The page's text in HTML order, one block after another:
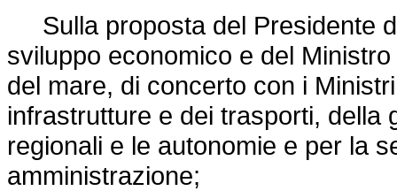
Sulla proposta del Presidente
sviluppo economico e del
del mare, di concerto con i
infrastrutture e dei trasporti, della
regionali e le autonomie e per la
amministrazione;